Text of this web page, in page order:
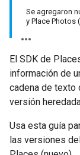
Se agregaron
y Place Photos
El SDK de
información de
cadena de texto
versión
Usa esta guía
las versiones